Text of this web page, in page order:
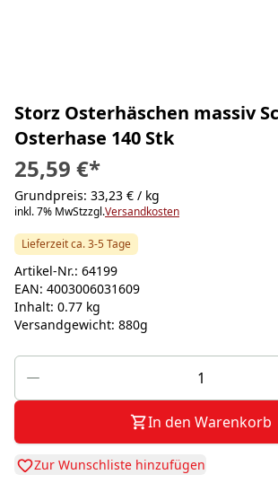
Storz Osterhäschen massiv
Osterhase 140 Stk
25,59 €*
Grundpreis: 33,23 € / kg
inkl. 7% MwStzzgl.Versandkosten
Lieferzeit ca. 3-5 Tage
Artikel-Nr.: 64199
EAN: 4003006031609
Inhalt: 0.77 kg
Versandgewicht: 880g
In den Warenkorb
Zur Wunschliste hinzufügen